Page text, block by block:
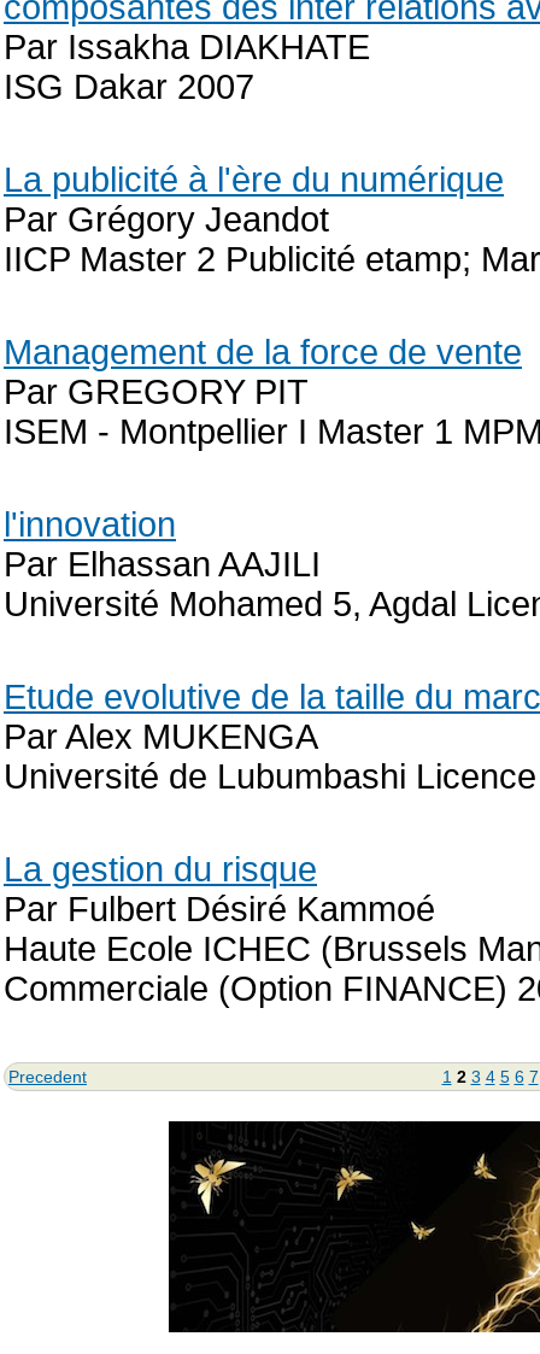
Par Issakha DIAKHATE
ISG Dakar 2007
La publicité à l'ère du numérique
Par Grégory Jeandot
IICP Master 2 Publicité etamp;
Management de la force de vente
Par GREGORY PIT
ISEM - Montpellier I Master 1
l'innovation
Par Elhassan AAJILI
Université Mohamed 5, Agdal
Etude evolutive de la taille du
Par Alex MUKENGA
Université de Lubumbashi
La gestion du risque
Par Fulbert Désiré Kammoé
Haute Ecole ICHEC (Brussels
Commerciale (Option FINANCE)
Precedent 1 2 3 4 5 6 7